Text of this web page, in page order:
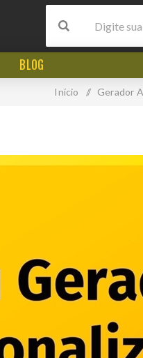
BLOG
Início / Gerador